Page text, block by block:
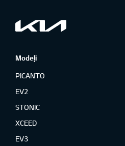
Modeļi
PICANTO
EV2
STONIC
XCEED
EV3